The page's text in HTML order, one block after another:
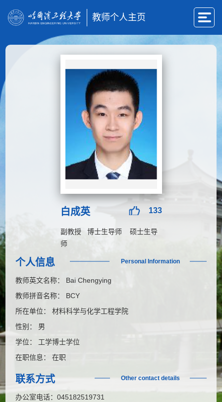
教师个人主页
白成英 133
副教授 博士生导师 硕士生导
师
个人信息 Personal Information
教师英文名称： Bai Chengying
教师拼音名称： BCY
所在单位： 材料科学与化学工程学院
性别： 男
学位： 工学博士学位
在职信息： 在职
联系方式 Other contact details
办公室电话：045182519731